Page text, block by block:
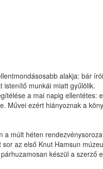
alakja: bár
istenítő munkái miatt gyűlölik.
a mai napig
Művei ezért hiányoznak a
a múlt héten
az első Knut Hamsun
készül a